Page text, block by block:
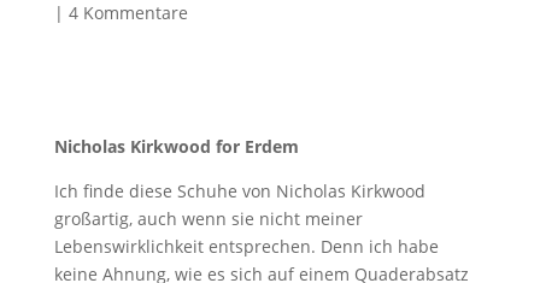
| 4 Kommentare
Nicholas Kirkwood for Erdem
Ich finde diese Schuhe von Nicholas Kirkwood
großartig, auch wenn sie nicht meiner
Lebenswirklichkeit entsprechen. Denn ich habe
keine Ahnung, wie es sich auf einem Quaderabsatz